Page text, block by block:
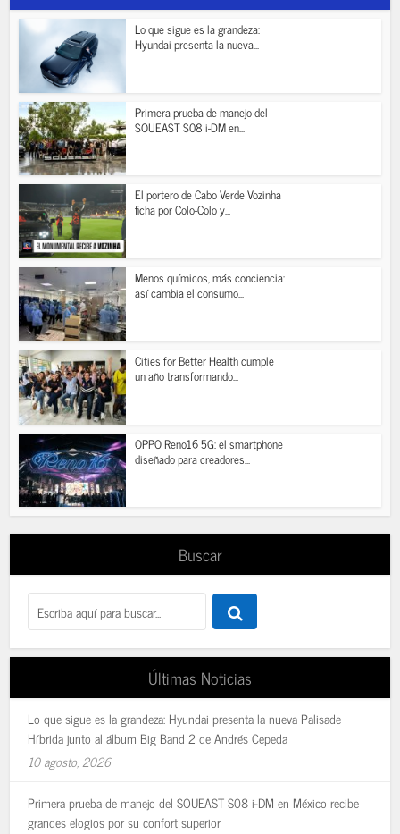
Lo que sigue es la grandeza:
Hyundai presenta la nueva...
Primera prueba de manejo del
SOUEAST S08 i-DM en...
El portero de Cabo Verde Vozinha
ficha por Colo-Colo y...
Menos químicos, más conciencia:
así cambia el consumo...
Cities for Better Health cumple
un año transformando...
OPPO Reno16 5G: el smartphone
diseñado para creadores...
Buscar
Últimas Noticias
Lo que sigue es la grandeza: Hyundai presenta la nueva Palisade
Híbrida junto al álbum Big Band 2 de Andrés Cepeda
10 agosto, 2026
Primera prueba de manejo del SOUEAST S08 i-DM en México recibe
grandes elogios por su confort superior